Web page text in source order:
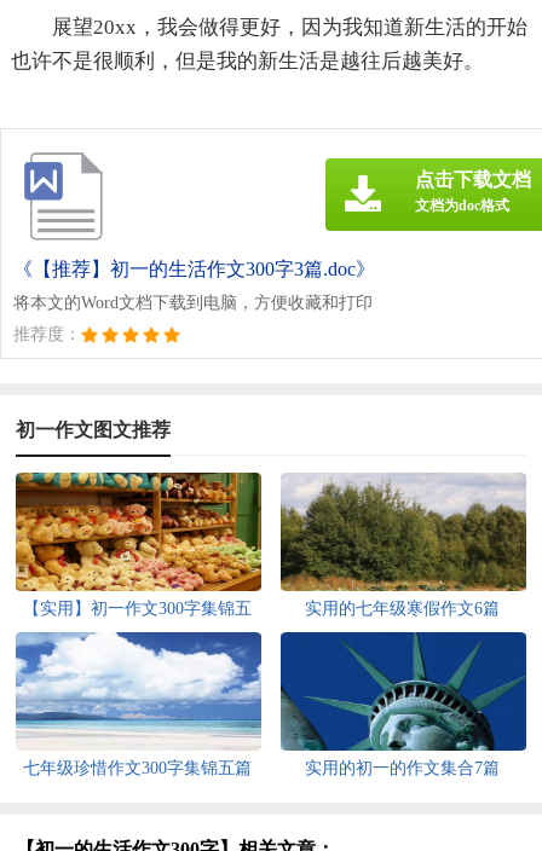
展望20xx，我会做得更好，因为我知道新生活的开始
也许不是很顺利，但是我的新生活是越往后越美好。
《【推荐】初一的生活作文300字3篇.doc》
将本文的Word文档下载到电脑，方便收藏和打印
推荐度：
点击下载文档
文档为doc格式
初一作文图文推荐
【实用】初一作文300字集锦五
篇
实用的七年级寒假作文6篇
七年级珍惜作文300字集锦五篇 实用的初一的作文集合7篇